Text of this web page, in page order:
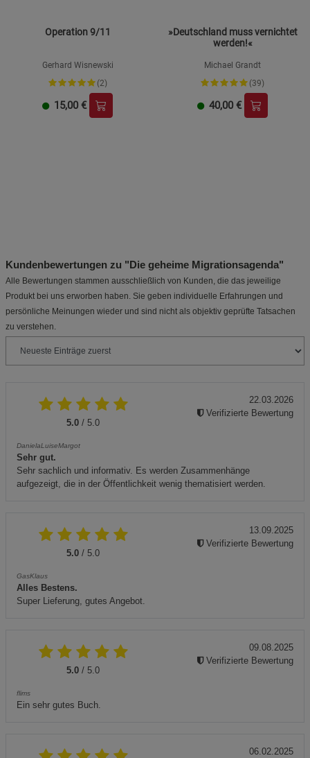
Operation 9/11
Gerhard Wisnewski
(2)
15,00 €
»Deutschland muss vernichtet
werden!«
Michael Grandt
(39)
40,00 €
Kundenbewertungen zu "Die geheime Migrationsagenda"
Alle Bewertungen stammen ausschließlich von Kunden, die das jeweilige
Produkt bei uns erworben haben. Sie geben individuelle Erfahrungen und
persönliche Meinungen wieder und sind nicht als objektiv geprüfte Tatsachen
zu verstehen.
5.0 / 5.0
DanielaLuiseMargot
Sehr gut.
Sehr sachlich und informativ. Es werden Zusammenhänge
aufgezeigt, die in der Öffentlichkeit wenig thematisiert werden.
22.03.2026
Verifizierte Bewertung
5.0 / 5.0
GasKlaus
Alles Bestens.
Super Lieferung, gutes Angebot.
13.09.2025
Verifizierte Bewertung
5.0 / 5.0
flims
Ein sehr gutes Buch.
09.08.2025
Verifizierte Bewertung
06.02.2025